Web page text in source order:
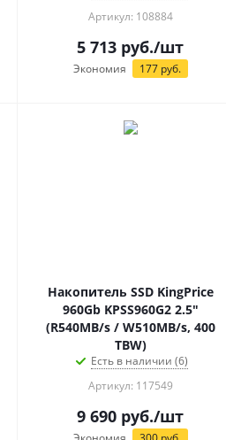
Артикул: 108884
5 713 руб./шт
Экономия 177руб.
Накопитель SSD KingPrice
960Gb KPSS960G2 2.5"
(R540MB/s / W510MB/s, 400
TBW)
Есть в наличии (6)
Артикул: 117549
9 690 руб./шт